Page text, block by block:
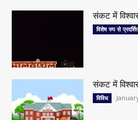
संकट में
विशेष रुप से
संकट में
विविध